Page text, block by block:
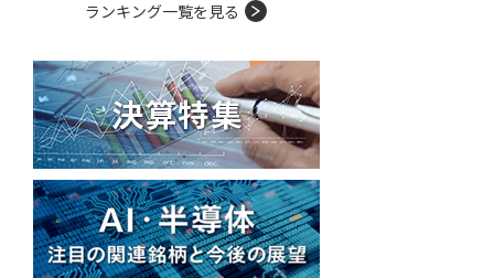
ランキング一覧を見る